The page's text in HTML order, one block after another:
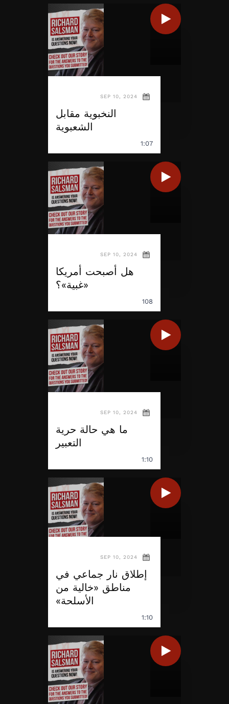
SEP 10, 2024
النخبوية مقابل
الشعبوية
1:07
SEP 10, 2024
هل أصبحت أمريكا
«غبية»؟
108
SEP 10, 2024
ما هي حالة حرية
التعبير
1:10
SEP 10, 2024
إطلاق نار جماعي في
مناطق «خالية من
الأسلحة»
1:10